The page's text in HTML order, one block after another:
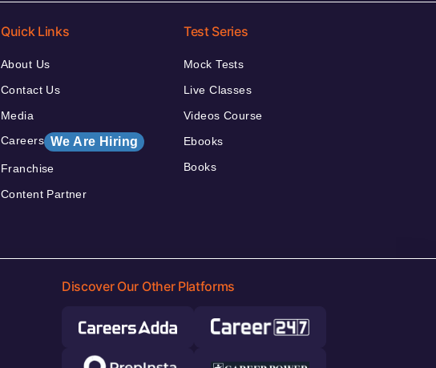
Quick Links
About Us
Contact Us
Media
Careers We Are Hiring
Franchise
Content Partner
Test Series
Mock Tests
Live Classes
Videos Course
Ebooks
Books
Discover Our Other Platforms